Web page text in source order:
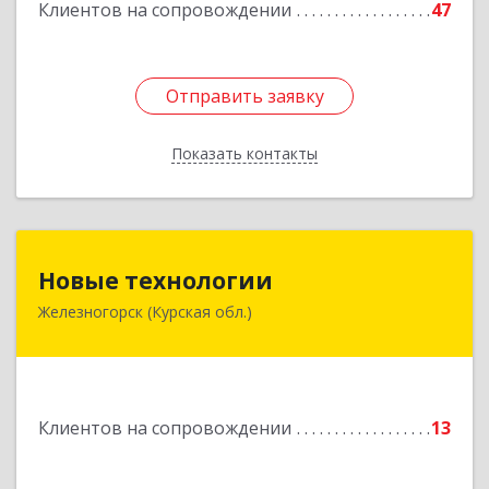
Клиентов на сопровождении 47
Отправить заявку
Показать контакты
Отправить заявку
Назад
Новые технологии
Железногорск (Курская обл.)
Клиентов на сопровождении 13
307170, Курская обл, Железногорский р-н,
Подробнее